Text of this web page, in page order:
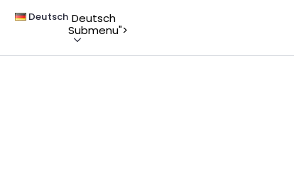
Deutsch Deutsch
Submenu">